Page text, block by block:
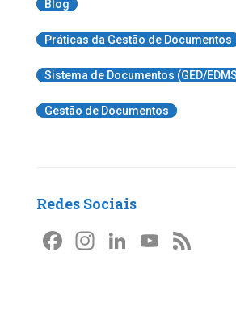
Blog
Práticas da Gestão de Documentos
Sistema de Documentos (GED/
Gestão de Documentos
Redes Sociais
F
In
Li
Y